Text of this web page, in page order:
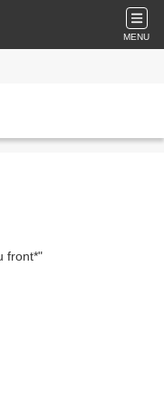
MENU